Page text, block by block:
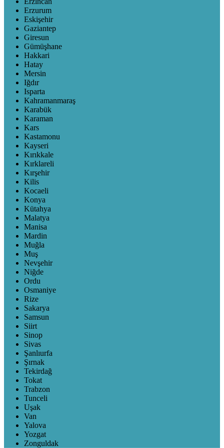
Erzurum
Eskişehir
Gaziantep
Giresun
Gümüşhane
Hakkari
Hatay
Mersin
Iğdır
Isparta
Kahramanmaraş
Karabük
Karaman
Kars
Kastamonu
Kayseri
Kırıkkale
Kırklareli
Kırşehir
Kilis
Kocaeli
Konya
Kütahya
Malatya
Manisa
Mardin
Muğla
Muş
Nevşehir
Niğde
Ordu
Osmaniye
Rize
Sakarya
Samsun
Siirt
Sinop
Sivas
Şanlıurfa
Şırnak
Tekirdağ
Tokat
Trabzon
Tunceli
Uşak
Van
Yalova
Yozgat
Zonguldak